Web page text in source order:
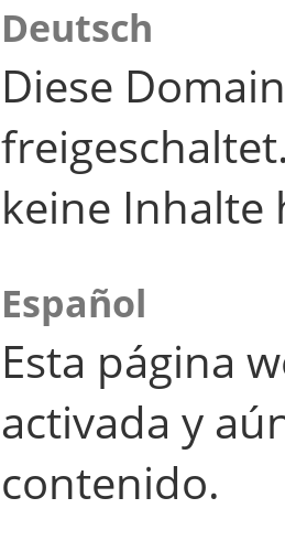
Deutsch
Diese
keine Inhalte
Español
Esta página
activada y
contenido.